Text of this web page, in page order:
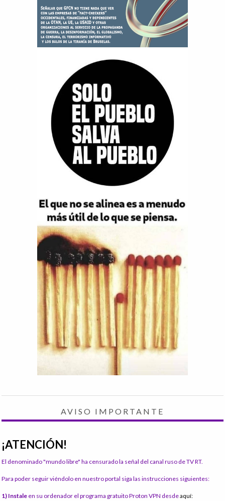
AVISO IMPORTANTE
¡ATENCIÓN!
El denominado "mundo libre" ha censurado la señal del canal ruso de TV RT.
Para poder seguir viéndolo en nuestro portal siga las instrucciones siguientes:
1) Instale en su ordenador el programa gratuito Proton VPN desdeaquí: